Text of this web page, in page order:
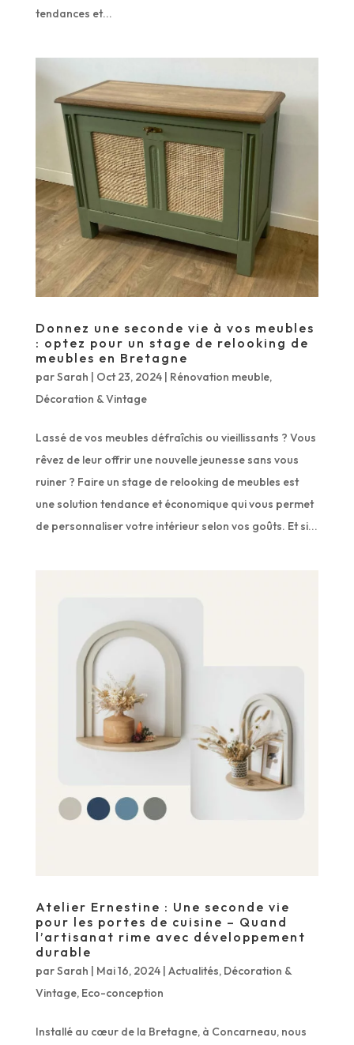
tendances et...
Donnez une seconde vie à vos meubles
: optez pour un stage de relooking de
meubles en Bretagne
parSarah | Oct 23, 2024| Rénovation meuble,
Décoration & Vintage
Lassé de vos meubles défraîchis ou vieillissants ? Vous
rêvez de leur offrir une nouvelle jeunesse sans vous
ruiner ? Faire un stage de relooking de meubles est
une solution tendance et économique qui vous permet
de personnaliser votre intérieur selon vos goûts. Et si...
Atelier Ernestine : Une seconde vie
pour les portes de cuisine – Quand
l’artisanat rime avec développement
durable
parSarah | Mai 16, 2024| Actualités, Décoration &
Vintage, Eco-conception
Installé au cœur de la Bretagne, à Concarneau, nous